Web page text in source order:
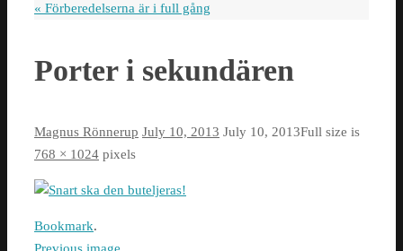
« Förberedelserna är i full gång
Porter i sekundären
Magnus Rönnerup July 10, 2013 July 10, 2013Full size is
768 × 1024 pixels
Bookmark.